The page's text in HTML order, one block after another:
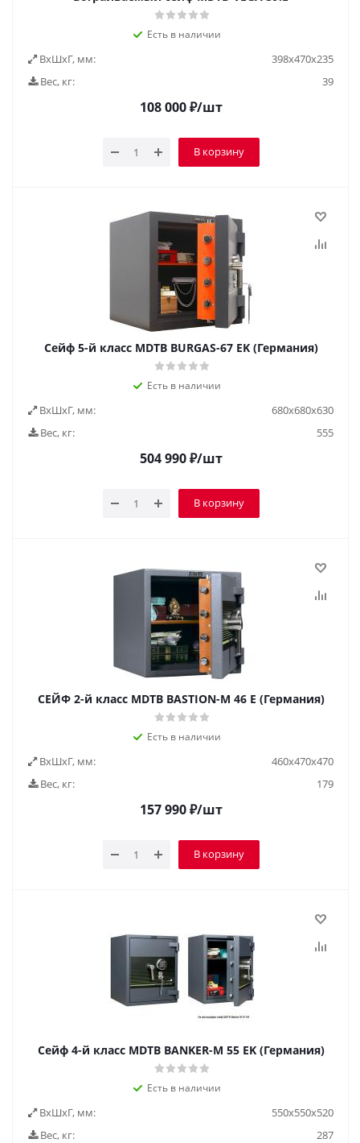
Есть в наличии
ВxШxГ, мм:
398x470x235
Вес, кг:
39
108 000₽/шт
В корзину
Сейф 5-й класс MDTB BURGAS-67 EK (Германия)
Есть в наличии
ВxШxГ, мм:
680x680x630
Вес, кг:
555
504 990₽/шт
В корзину
СЕЙФ 2-й класс MDTB BASTION-M 46 E (Германия)
Есть в наличии
ВxШxГ, мм:
460x470x470
Вес, кг:
179
157 990₽/шт
В корзину
Сейф 4-й класс MDTB BANKER-M 55 EK (Германия)
Есть в наличии
ВxШxГ, мм:
550x550x520
Вес, кг:
287